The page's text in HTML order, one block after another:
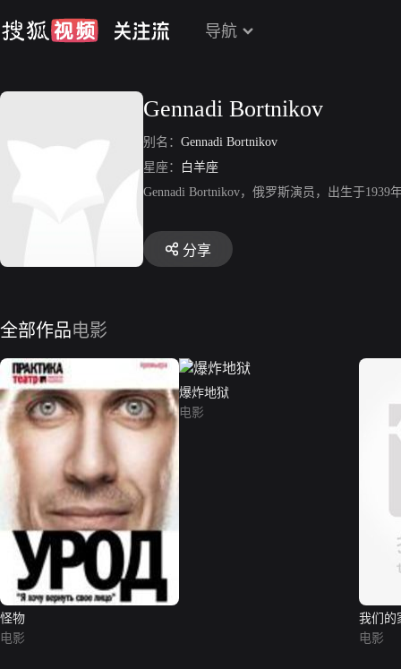
导航
Gennadi Bortnikov
别名： Gennadi Bortnikov
星座：
白羊座
Gennadi Bortnikov，俄罗斯演员，出生于1939
分享
全部作品电影
怪物
电影
爆炸地狱
电影
我们的
电影